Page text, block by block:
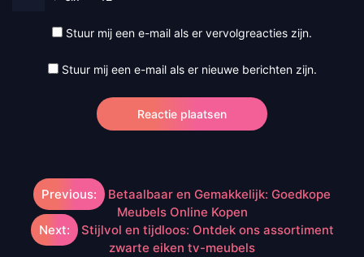
Stuur mij een e-mail als er vervolgreacties zijn.
Stuur mij een e-mail als er nieuwe berichten zijn.
Berichtnavigatie
Previous:
Betaalbaar en Gemakkelijk: Goedkope
Meubels Online Kopen
Next:
Stijlvol en tijdloos: Ontdek ons assortiment
zwarte eiken tv-meubels